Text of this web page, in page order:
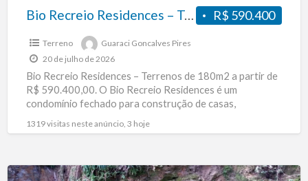
entre
224
R$ 590.400
Bio Recreio Residences – Terrenos unifamiliar cujas metragens variam entre 180 m² a 224 m².
Terreno
Guaraci Goncalves Pires
20 de julho de 2026
Bio Recreio Residences – Terrenos de 180m2 a partir de
R$ 590.400,00. O Bio Recreio Residences é um
condomínio fechado para construção de casas,
1319 visitas neste anúncio, 3 hoje
Terreno